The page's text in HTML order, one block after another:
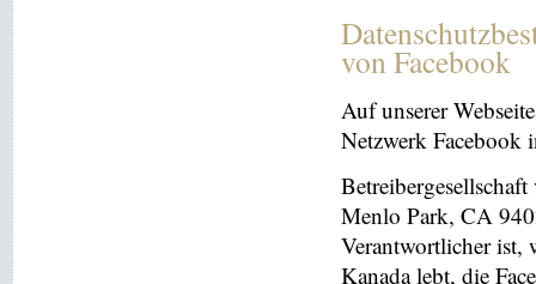
von Facebook
Auf unserer
Netzwerk Facebook
Menlo Park, CA
Verantwortlicher ist,
Kanada lebt, die